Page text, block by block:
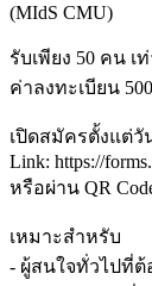
(MIdS CMU)
รับเพียง 50 คน เ
ค่าลงทะเบียน
เปิดสมัครตั้งแต่วั
Link: https://
หรือผ่าน QR
เหมาะสำหรับ
- ผู้สนใจทั่วไปที่